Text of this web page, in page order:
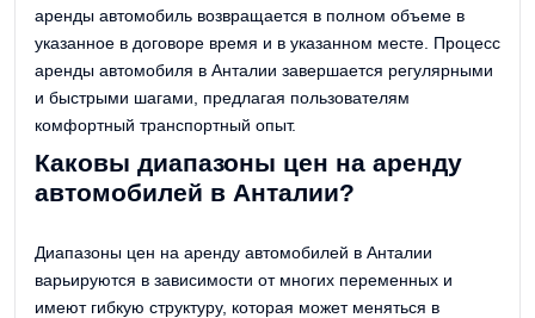
аренды автомобиль возвращается в полном объеме в
указанное в договоре время и в указанном месте. Процесс
аренды автомобиля в Анталии завершается регулярными
и быстрыми шагами, предлагая пользователям
комфортный транспортный опыт.
Каковы диапазоны цен на аренду
автомобилей в Анталии?
Диапазоны цен на аренду автомобилей в Анталии
варьируются в зависимости от многих переменных и
имеют гибкую структуру, которая может меняться в